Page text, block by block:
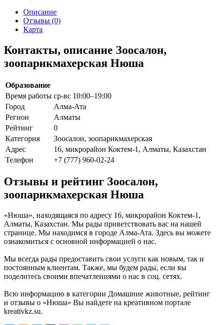
Описание
Отзывы (0)
Карта
Контакты, описание Зоосалон,
зоопарикмахерская Нюша
Образование
Время работы ср-вс 10:00–19:00
Город
Алма-Ата
Регион
Алматы
Рейтинг
0
Категория
Зоосалон, зоопарикмахерская
Адрес
16, микрорайон Коктем-1, Алматы, Казахстан
Телефон
+7 (777) 960-02-24
Отзывы и рейтинг Зоосалон,
зоопарикмахерская Нюша
«Нюша», находящаяся по адресу 16, микрорайон Коктем-1,
Алматы, Казахстан. Мы рады приветствовать вас на нашей
странице. Мы находимся в городе Алма-Ата. Здесь вы можете
ознакомиться с основной информацией о нас.
Мы всегда рады предоставить свои услуги как новым, так и
постоянным клиентам. Также, мы будем рады, если вы
поделитесь своими впечатлениями о нас в соц. сетях.
Всю информацию в категории Домашние животные, рейтинг
и отзывы о «Нюша» Вы найдете на креативном портале
kreativkz.su.